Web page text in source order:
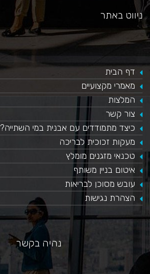
ניווט באתר
דף הבית
מאמרי מקצועיים
המלצות
צור קשר
כיצד מתמודדים עם אבנית במי השתייה?
​מעקות זכוכית לבריכה
טכנאי מזגנים מומלץ
איטום בניין משותף
עובש מסוכן לבריאות
הצהרת נגישות
נהיה בקשר